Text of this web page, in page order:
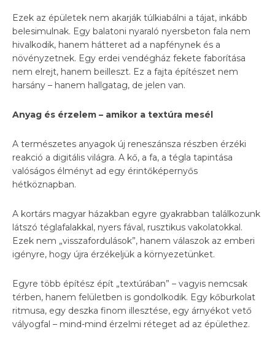
Ezek az épületek nem akarják túlkiabálni a tájat, inkább
belesimulnak. Egy balatoni nyaraló nyersbeton fala nem
hivalkodik, hanem hátteret ad a napfénynek és a
növényzetnek. Egy erdei vendégház fekete faborítása
nem elrejt, hanem beilleszt. Ez a fajta építészet nem
harsány – hanem hallgatag, de jelen van.
Anyag és érzelem – amikor a textúra mesél
A természetes anyagok új reneszánsza részben érzéki
reakció a digitális világra. A kő, a fa, a tégla tapintása
valóságos élményt ad egy érintőképernyős
hétköznapban.
A kortárs magyar házakban egyre gyakrabban találkozunk
látszó téglafalakkal, nyers fával, rusztikus vakolatokkal.
Ezek nem „visszafordulások”, hanem válaszok az emberi
igényre, hogy újra érzékeljük a környezetünket.
Egyre több építész épít „textúrában” – vagyis nemcsak
térben, hanem felületben is gondolkodik. Egy kőburkolat
ritmusa, egy deszka finom illesztése, egy árnyékot vető
vályogfal – mind-mind érzelmi réteget ad az épülethez.